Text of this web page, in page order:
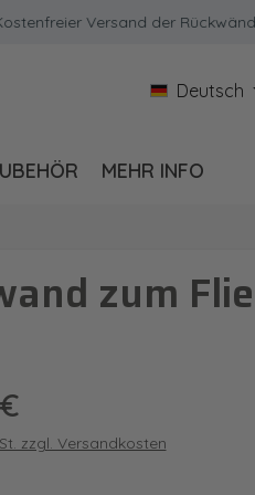
Versand der Rückwände in
Deutsch
MEHR INFO
zum
zzgl. Versandkosten